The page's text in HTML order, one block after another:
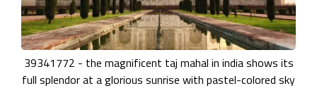
39341772 - the magnificent taj mahal in india shows its
full splendor at a glorious sunrise with pastel-colored sky